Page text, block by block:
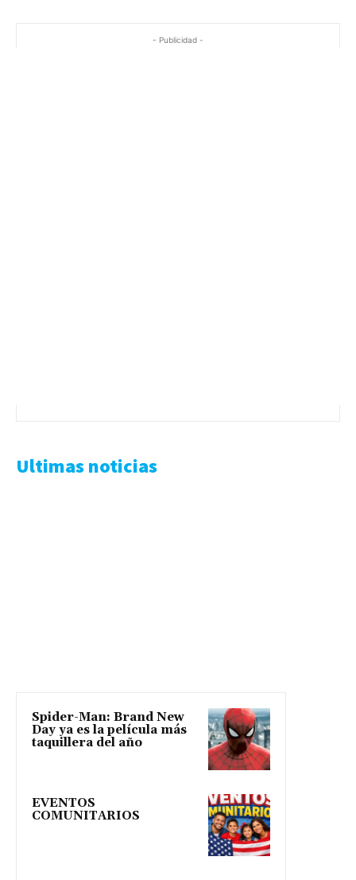
- Publicidad -
Ultimas noticias
Spider-Man: Brand New
Day ya es la película más
taquillera del año
EVENTOS
COMUNITARIOS